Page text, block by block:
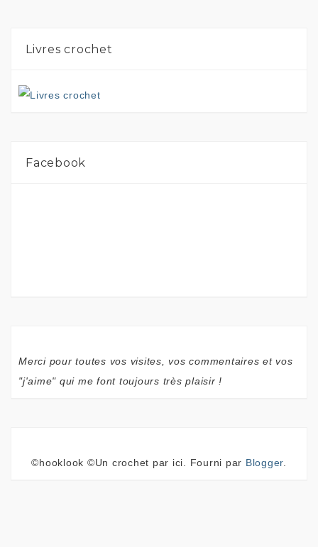
Livres crochet
Facebook
Merci pour toutes vos visites, vos commentaires et vos
"j'aime" qui me font toujours très plaisir !
©hooklook ©Un crochet par ici. Fourni par Blogger.